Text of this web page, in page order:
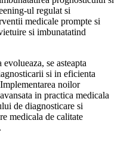
ul regulat si
medicale prompte si
si imbunatatind
se asteapta
si in eficienta
noilor
in practica medicala
de diagnosticare si
medicala de calitate